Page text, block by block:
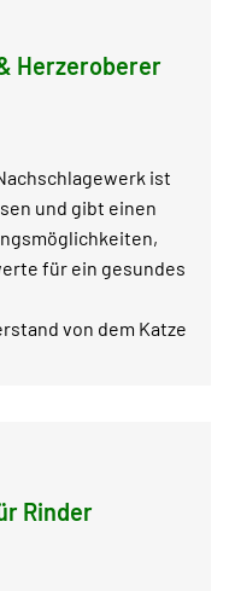
Herzeroberer
ist
und gibt einen
für ein gesundes
von dem Katze
Rinder